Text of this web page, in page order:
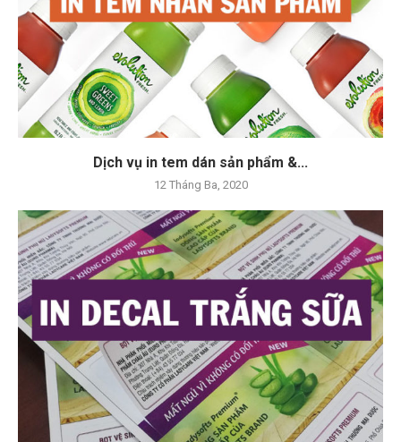
Dịch vụ in tem dán sản phẩm &...
12 Tháng Ba, 2020